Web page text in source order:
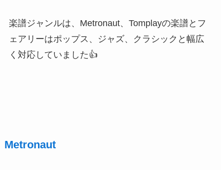
楽譜ジャンルは、Metronaut、Tomplayの楽譜とフ
ェアリーはポップス、ジャズ、クラシックと幅広
く対応していました👍
Metronaut